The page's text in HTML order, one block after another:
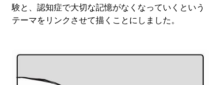
験と、認知症で大切な記憶がなくなっていくという
テーマをリンクさせて描くことにしました。